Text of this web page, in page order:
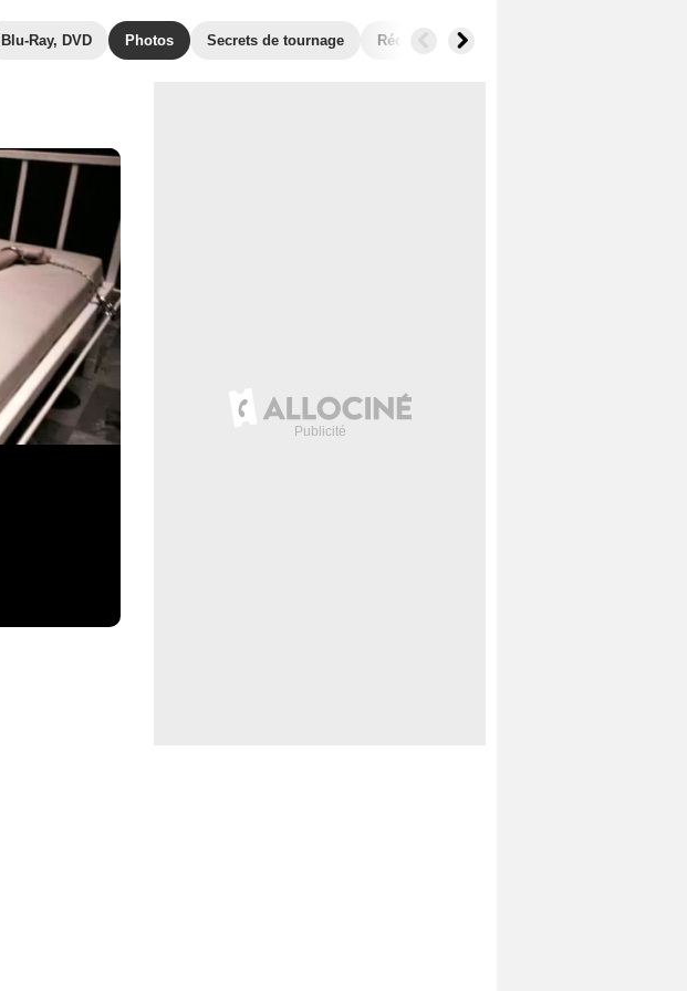
Blu-Ray, DVD Photos Secrets de tournage Récompenses